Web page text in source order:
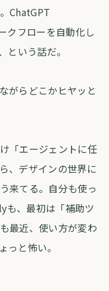
ChatGPT
クフローを自動化し
という話だ。
がらどこかヒヤッと
「エージェントに任
、デザインの世界に
来てる。自分も使っ
、最初は「補助ツ
最近、使い方が変わ
っと怖い。